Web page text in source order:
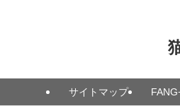
サイトマップ